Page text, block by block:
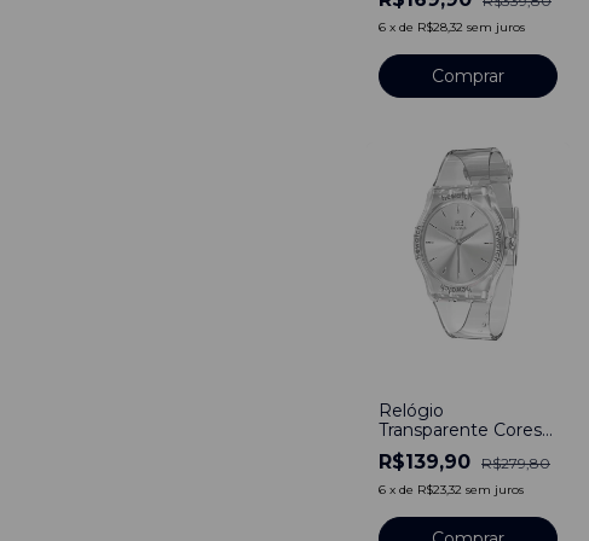
6 x de R$28,32 sem juros
Relógio
Transparente Cores
Clear Whiteness
Prata Bewatch
R$139,90 R$279,80
6 x de R$23,32 sem juros